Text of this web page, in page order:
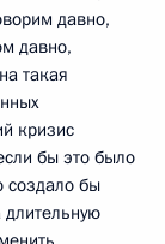
давно,
давно,
такая
кризис
бы это было
создало бы